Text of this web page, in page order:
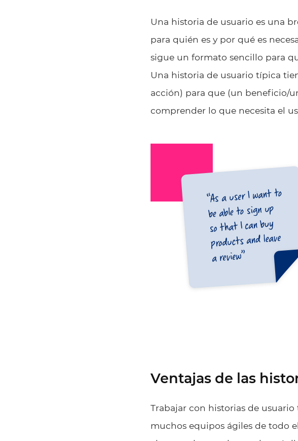
Una historia de usuario es una
para quién es y por qué es
sigue un formato sencillo para
Una historia de usuario típica
acción) para que (un beneficio/
comprender lo que necesita el
Ventajas de las
Trabajar con historias de
muchos equipos ágiles de todo